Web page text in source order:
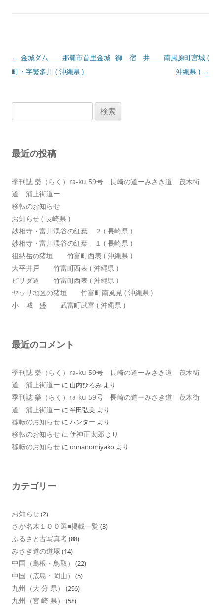
投
稿
ョ
← 金城ダム 那覇市首里金城
町・字繁多川 ( 沖縄県 )
御 宿 井 南風原町宮城 (
沖縄県 ) →
索:
最近の投稿
季刊誌 樂（らく）ra-ku 59号 長崎の道ーみさき道 茂木街
道 浦上街道ー
移転のお知らせ
お知らせ ( 長崎県 )
妙相寺・富川渓谷の紅葉 ２ ( 長崎県 )
妙相寺・富川渓谷の紅葉 １ ( 長崎県 )
祖納岳の猪垣 竹富町西表 ( 沖縄県 )
大平井戸 竹富町西表 ( 沖縄県 )
ピサダ道 竹富町西表 ( 沖縄県 )
ヤッサ地区の猪垣 竹富町南風見 ( 沖縄県 )
小 城 盛 武富町武富 ( 沖縄県 )
最近のコメント
季刊誌 樂（らく）ra-ku 59号 長崎の道ーみさき道 茂木街
道 浦上街道ー に 山内ひろみ より
季刊誌 樂（らく）ra-ku 59号 長崎の道ーみさき道 茂木街
道 浦上街道ー に 半田弘美 より
移転のお知らせ に ハンター より
移転のお知らせ に 伊神正太郎 より
移転のお知らせ に onnanomiyako より
カテゴリー
お知らせ(2)
さが名木１００選■掲載一覧 (3)
ふるさと古写真考(88)
みさき道の道塚 (14)
中国（島根・鳥取） (22)
中国（広島・岡山） (5)
九州（大 分 県） (296)
九州（宮 崎 県） (58)